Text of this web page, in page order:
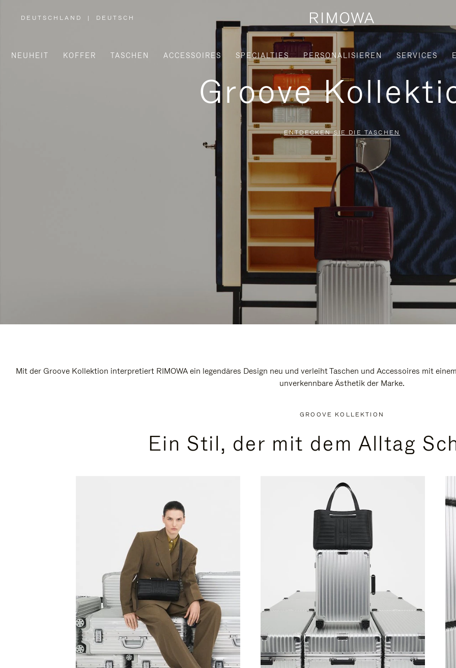
DEUTSCHLAND
AUS
| DEUTSCH
NEUHEIT KOFFER TASCHEN ACCESSOIRES SPECIALTIES PERSONALISIEREN SERVICES
Groove
ENTDECKEN SIE DIE TASCHEN
Mit der Groove Kollektion interpretiert RIMOWA ein legendäres Design neu und verleiht Taschen und Accessoires mit
unverkennbare Ästhetik der Marke.
GROOVE KOLLEKTION
Ein Stil, der mit dem Alltag